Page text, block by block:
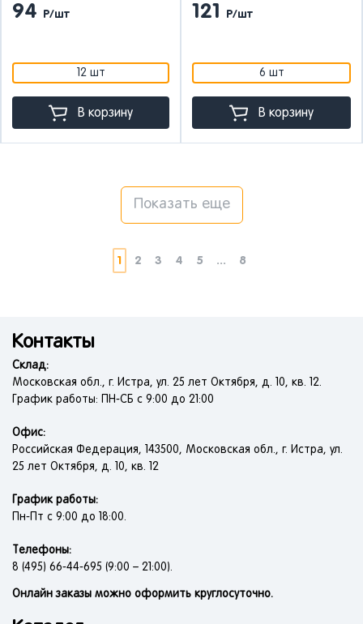
94 Р/шт
12 шт
В корзину
121 Р/шт
6 шт
В корзину
Показать еще
1 2 3 4 5 ... 8
Контакты
Склад:
Московская обл., г. Истра, ул. 25 лет Октября, д. 10, кв. 12.
График работы: ПН-СБ с 9:00 до 21:00
Офис:
Российская Федерация, 143500, Московская обл., г. Истра, ул.
25 лет Октября, д. 10, кв. 12
График работы:
Пн-Пт с 9:00 до 18:00.
Телефоны:
8 (495) 66-44-695 (9:00 – 21:00).
Онлайн заказы можно оформить круглосуточно.